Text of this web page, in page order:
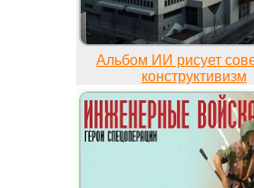
Альбом ИИ рисует
конструктивизм